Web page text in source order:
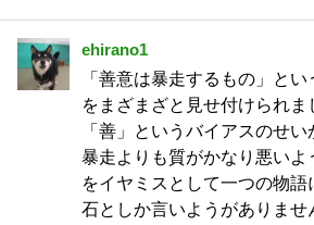
ehirano1
「善意は暴走するもの」と
をまざまざと見せ付けられま
「善」というバイアスのせ
暴走よりも質がかなり悪いよ
をイヤミスとして一つの物
石としか言いようがありませ